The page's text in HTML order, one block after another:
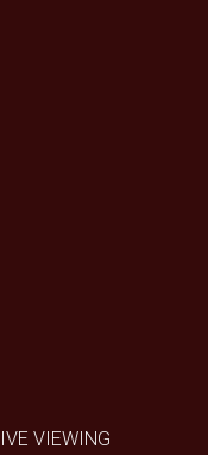
VIEWING